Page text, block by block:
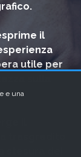
il
utile per
il
trasgredito
stesura dei
e una